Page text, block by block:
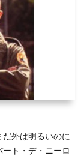
外は明るいのに
ト・デ・ニーロ